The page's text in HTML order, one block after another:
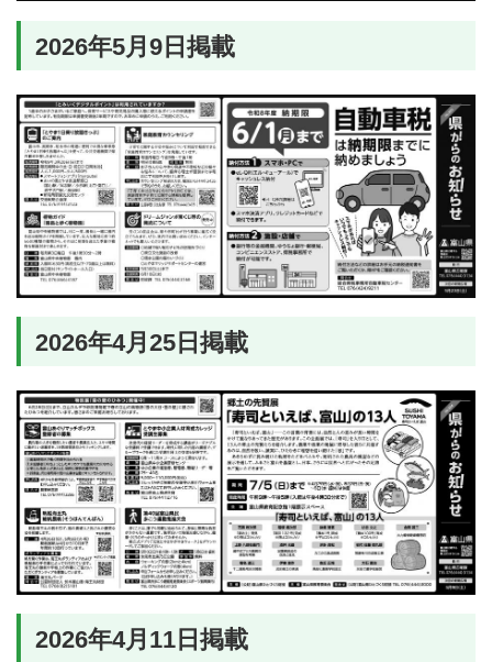
2026年5月9日掲載
2026年4月25日掲載
2026年4月11日掲載